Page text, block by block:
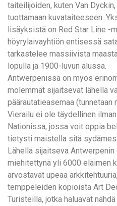
taiteilijoiden, kuten Van
tuottamaan kuvataiteeseen.
lisäyksistä on Red Star Line -
höyrylaivayhtiön entisessä
tarkastelee massiivista
lopulla ja 1900-luvun alussa.
Antwerpenissä on myös
molemmat sijaitsevat lähellä
päärautatieasemaa
Vierailu ei ole täydellinen
Nationissa, jossa voit oppia
tietysti maistella sitä
Lähellä sijaitseva
miehitettynä yli 6000 eläimen
arvostavat upeaa
temppeleiden kopioista Art
Turisteilla, jotka haluavat